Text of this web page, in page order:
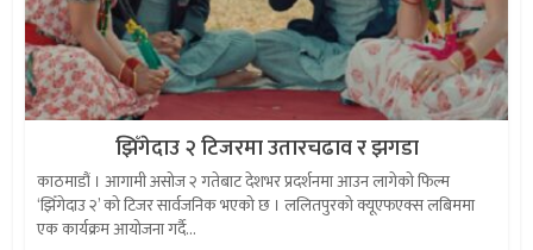
झिँगेदाउ २ टिजरमा उतारचढाव र झगडा
काठमाडौं । आगामी असोज २ गतेबाट देशभर प्रदर्शनमा आउन लागेको फिल्म
‘झिँगेदाउ २’ को टिजर सार्वजनिक भएको छ । ललितपुरको क्यूएफएक्स लबिममा
एक कार्यक्रम आयोजना गर्दै...